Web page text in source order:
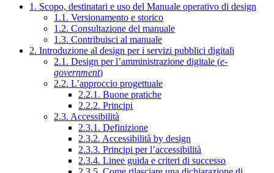
1. Scopo, destinatari e uso del Manuale operativo di design
1.1. Versionamento e storico
1.2. Consultazione del manuale
1.3. Contribuisci al manuale
2. Introduzione al design per i servizi pubblici digitali
2.1. Design per l’amministrazione digitale (e-
government)
2.2. L’approccio progettuale
2.2.1. Buone pratiche
2.2.2. Principi
2.3. Accessibilità
2.3.1. Definizione
2.3.2. Accessibilità by design
2.3.3. Principi per l’accessibilità
2.3.4. Linee guida e criteri di successo